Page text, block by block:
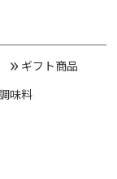
ギフト商品
味料